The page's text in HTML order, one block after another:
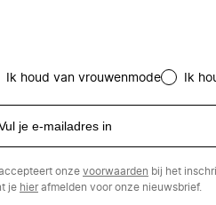
Ik houd van vrouwenmode Ik
onze voorwaarden bij het
je hierafmelden voor onze nieuwsbrief.